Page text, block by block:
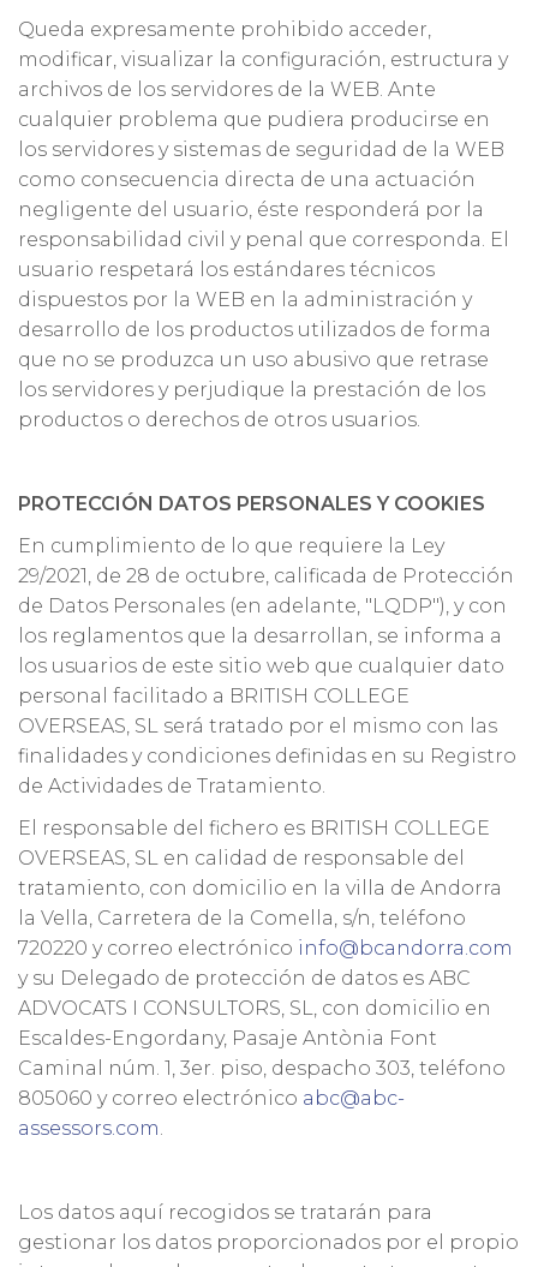
Queda expresamente prohibido acceder,
modificar, visualizar la configuración, estructura y
archivos de los servidores de la WEB. Ante
cualquier problema que pudiera producirse en
los servidores y sistemas de seguridad de la WEB
como consecuencia directa de una actuación
negligente del usuario, éste responderá por la
responsabilidad civil y penal que corresponda. El
usuario respetará los estándares técnicos
dispuestos por la WEB en la administración y
desarrollo de los productos utilizados de forma
que no se produzca un uso abusivo que retrase
los servidores y perjudique la prestación de los
productos o derechos de otros usuarios.
PROTECCIÓN DATOS PERSONALES Y COOKIES
En cumplimiento de lo que requiere la Ley
29/2021, de 28 de octubre, calificada de Protección
de Datos Personales (en adelante, "LQDP"), y con
los reglamentos que la desarrollan, se informa a
los usuarios de este sitio web que cualquier dato
personal facilitado a BRITISH COLLEGE
OVERSEAS, SL será tratado por el mismo con las
finalidades y condiciones definidas en su Registro
de Actividades de Tratamiento.
El responsable del fichero es BRITISH COLLEGE
OVERSEAS, SL en calidad de responsable del
tratamiento, con domicilio en la villa de Andorra
la Vella, Carretera de la Comella, s/n, teléfono
720220 y correo electrónico info@bcandorra.com
y su Delegado de protección de datos es ABC
ADVOCATS I CONSULTORS, SL, con domicilio en
Escaldes-Engordany, Pasaje Antònia Font
Caminal núm. 1, 3er. piso, despacho 303, teléfono
805060 y correo electrónico abc@abc-
assessors.com.
Los datos aquí recogidos se tratarán para
gestionar los datos proporcionados por el propio